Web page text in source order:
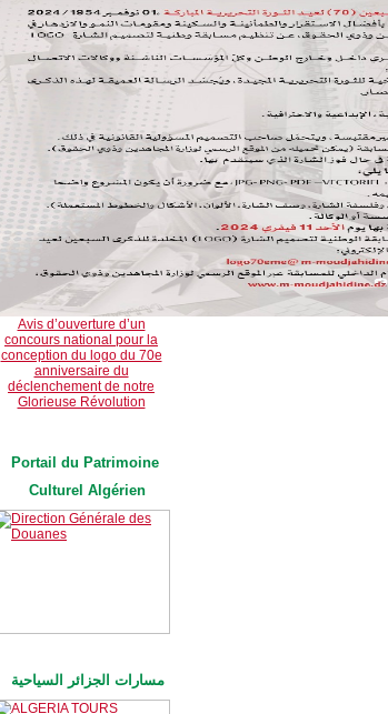
Avis d’ouverture d’un
concours national pour la
conception du logo du 70e
anniversaire du
déclenchement de notre
Glorieuse Révolution
Portail du Patrimoine
Culturel Algérien
مسارات الجزائر السياحية